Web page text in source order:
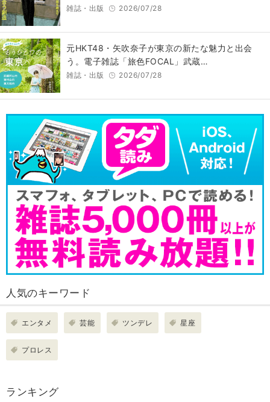
雑誌・出版 2026/07/28
元HKT48・矢吹奈子が東京の新たな魅力と出会
う。電子雑誌「旅色FOCAL」武蔵…
雑誌・出版 2026/07/28
人気のキーワード
エンタメ 芸能 ツンデレ 星座
プロレス
ランキング